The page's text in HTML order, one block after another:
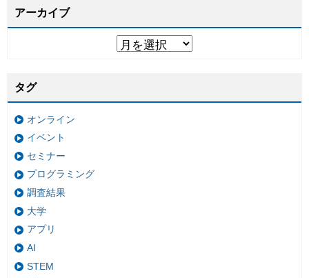
アーカイブ
タグ
オンライン
イベント
セミナー
プログラミング
調査結果
大学
アプリ
AI
STEM